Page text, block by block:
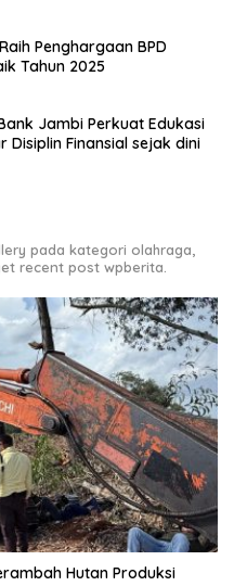
Penghargaan BPD
Tahun 2025
Jambi Perkuat Edukasi
Disiplin Finansial sejak dini
pada kategori olahraga,
recent post wpberita.
Hutan Produksi